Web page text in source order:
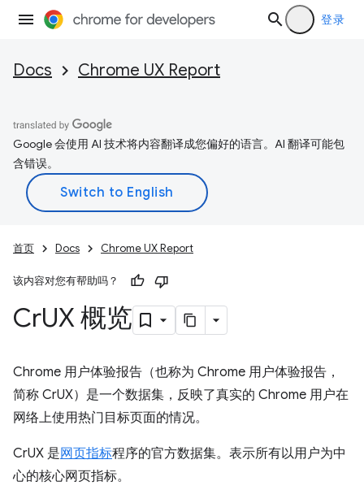
登录
Docs Chrome UX Report
Google 会使用 AI 技术将内容翻译成您偏好的语言。AI 翻译可能包
含错误。
首页 Docs Chrome UX Report
该内容对您有帮助吗？
CrUX 概览
Chrome 用户体验报告（也称为 Chrome 用户体验报告，
简称 CrUX）是一个数据集，反映了真实的 Chrome 用户在
网络上使用热门目标页面的情况。
CrUX 是网页指标程序的官方数据集。表示所有以用户为中
心的核心网页指标。